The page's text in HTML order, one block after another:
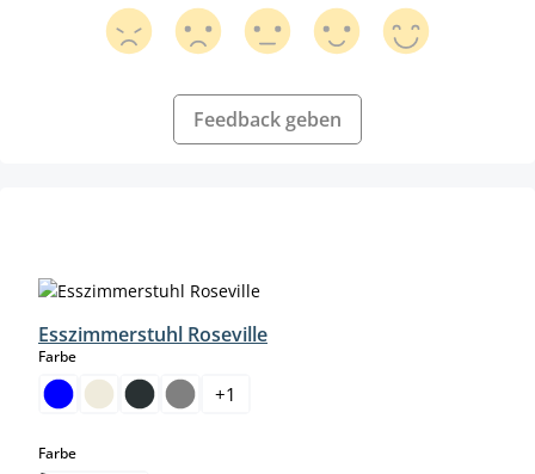
Feedback geben
Esszimmerstuhl Roseville
Farbeauswählen
+1
Farbeauswählen